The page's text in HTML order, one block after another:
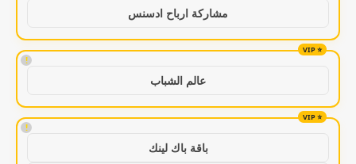
مشاركة ارباح ادسنس
!
عالم الشباب
!
باقة باك لينك